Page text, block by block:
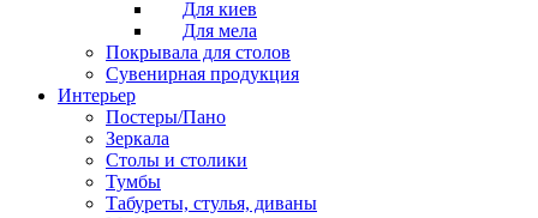
Для киев
Для мела
Покрывала для столов
Сувенирная продукция
Интерьер
Постеры/Пано
Зеркала
Столы и столики
Тумбы
Табуреты, стулья, диваны